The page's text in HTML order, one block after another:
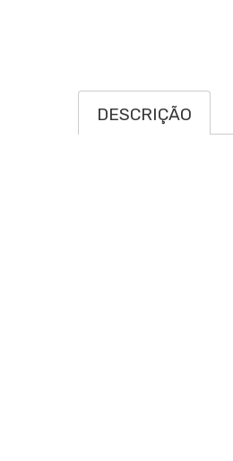
DESCRIÇÃO